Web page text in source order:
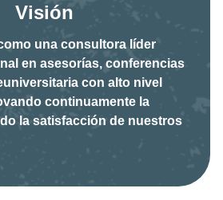
Visión
una consultora líder
en asesorías, conferencias
con alto nivel
continuamente la
la satisfacción de nuestros